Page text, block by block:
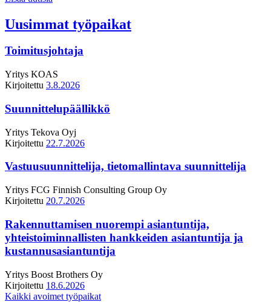
Uusimmat työpaikat
Toimitusjohtaja
Yritys KOAS
Kirjoitettu 3.8.2026
Suunnittelupäällikkö
Yritys Tekova Oyj
Kirjoitettu 22.7.2026
Vastuusuunnittelija, tietomallintava suunnittelija
Yritys FCG Finnish Consulting Group Oy
Kirjoitettu 20.7.2026
Rakennuttamisen nuorempi asiantuntija,
yhteistoiminnallisten hankkeiden asiantuntija ja
kustannusasiantuntija
Yritys Boost Brothers Oy
Kirjoitettu 18.6.2026
Kaikki avoimet työpaikat